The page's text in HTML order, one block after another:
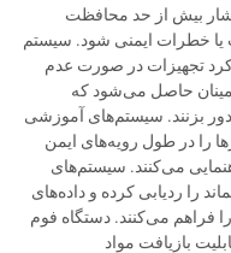
بیش از حد محافظت
یا خطرات ایمنی شود. سیستم
تجهیزات در صورت عدم
حاصل می‌شود که
دور بزنند. سیستم‌های آموزشی
را در طول رویه‌های ایمن
می‌کنند. سیستم‌های
را ردیابی کرده و داده‌های
فراهم می‌کنند. دستگاه فوم
بازیافت مواد